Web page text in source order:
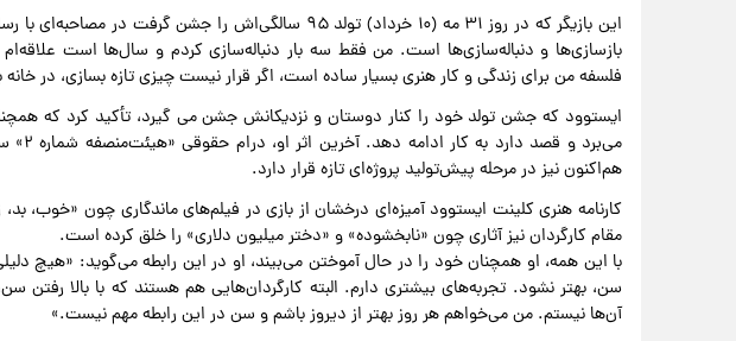
این بازیگر که در روز ۳۱ مه (۱۰ خرداد) تولد ۹۵ سالگی‌اش را جشن
بازسازی‌ها و دنباله‌سازی‌ها است. من فقط سه بار دنباله‌سازی کردم و سال‌ها است
فلسفه‌ من برای زندگی و کار هنری بسیار ساده است، اگر قرار نیست چیزی تازه بسازی، در
ایستوود که جشن تولد خود را کنار دوستان و نزدیکانش جشن می گیرد، تأکید کرد که
می‌برد و
هم‌اکنون نیز در مرحله پیش‌تولید پروژه‌ای تازه قرار دارد.
کارنامه هنری کلینت ایستوود آمیزه‌ای درخشان از بازی در فیلم‌های ماندگاری چون
مقام کارگردان نیز آثاری چون «نابخشوده» و «دختر میلیون دلاری» را خلق کرده است.
با این همه، او همچنان خود را در حال آموختن می‌بیند، او در این رابطه می‌گوید: «هیچ
سن، بهتر نشود. تجربه‌های بیشتری دارم. البته کارگردان‌هایی هم هستند که با بالا رفتن
آن‌ها نیستم. من می‌خواهم هر روز بهتر از دیروز باشم و سن در این رابطه مهم نیست.»